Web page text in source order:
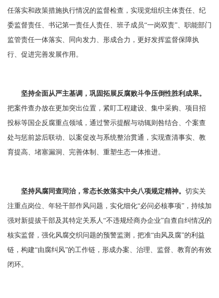
任落实和政策措施执行情况的监督检查，实现党组织主体责任、纪
委监督责任、书记第一责任人责任、班子成员“一岗双责”、职能部门
监管责任一体落实、同向发力、形成合力，更好发挥监督保障执
行、促进完善发展作用。
坚持全面从严主基调，巩固拓展反腐败斗争压倒性胜利成果。
把案件查办放在更加突出位置，紧盯工程建设、集中采购、项目招
投标等国企反腐重点领域，通过警示提醒与动辄则咎结合、个案查
处与惩前毖后联动、以案促改与系统整治贯通，实现查清事实、教
育提高、堵塞漏洞、完善体制、重塑生态一体推进。
坚持风腐同查同治，常态长效落实中央八项规定精神。 切实关
注重点岗位、年轻干部作风问题，实化细化“必问必核事项”，持续加
强对新提拔干部及其特定关系人“不违规经商办企业”自查自纠情况的
核实监督，强化风腐交织问题的预警监测，把准“由风及腐”的利益
链，构建“由腐纠风”的工作链，形成办案、治理、监督、教育的有效
闭环。